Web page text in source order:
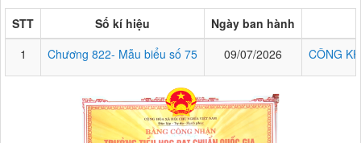
STT Số kí hiệu
Ngày ban hành
1
Chương 822- Mẫu biểu số 75 09/07/2026 CÔNG